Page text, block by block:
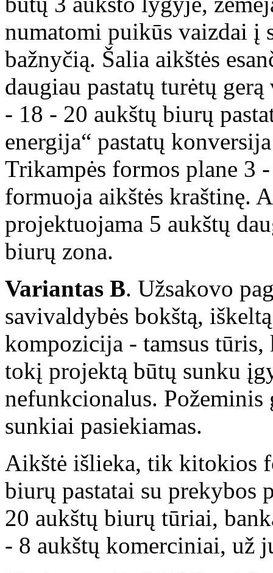
numatomi puikūs vaizdai į
bažnyčią. Šalia aikštės
daugiau pastatų turėtų
- 18 - 20 aukštų biurų
energija“ pastatų
Trikampės formos plane 3
formuoja aikštės kraštinę.
projektuojama 5 aukštų
biurų zona.
Variantas B. Užsakovo
savivaldybės bokštą,
kompozicija - tamsus
tokį projektą būtų sunku
nefunkcionalus. Požeminis
sunkiai pasiekiamas.
Aikštė išlieka, tik kitokios
biurų pastatai su prekybos
20 aukštų biurų tūriai,
- 8 aukštų komerciniai, už